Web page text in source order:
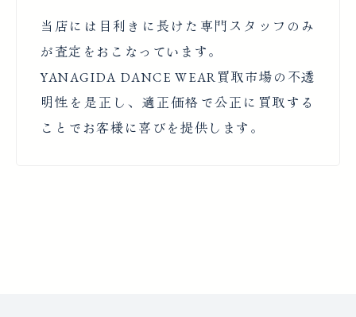
当店には目利きに長けた専門スタッフのみ
が査定をおこなっています。
YANAGIDA DANCE WEAR買取市場の不透
明性を是正し、適正価格で公正に買取する
ことでお客様に喜びを提供します。